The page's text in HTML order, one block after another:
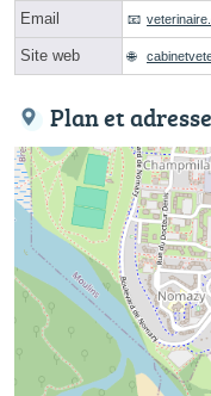
Email
Site web
Plan et adresse